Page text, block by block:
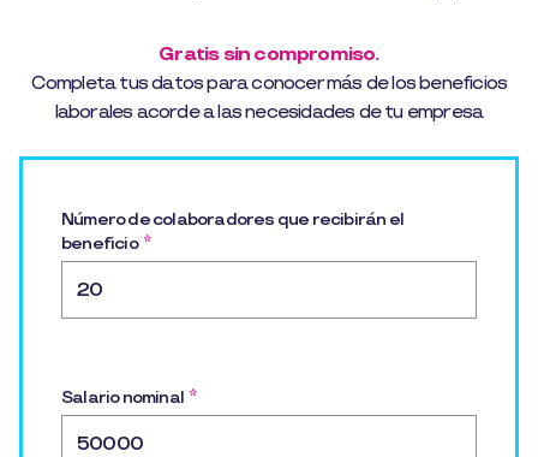
Número de colaboradores que recibirán el
beneficio *
Salario nominal *
Gratis sin compromiso.
Completa tus datos para conocer más de los beneficios
laborales acorde a las necesidades de tu empresa